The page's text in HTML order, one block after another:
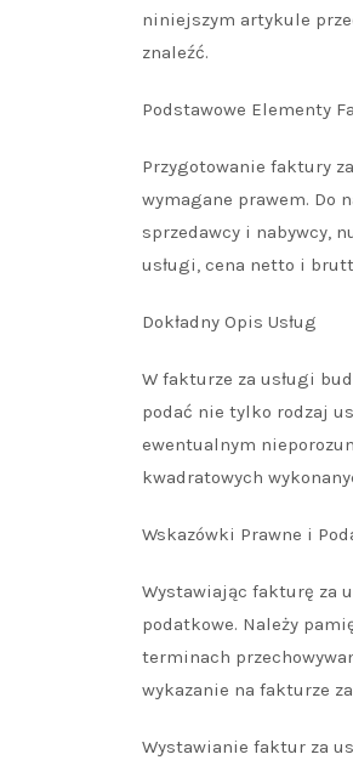
niniejszym artykule
znaleźć.
Podstawowe Elementy
Przygotowanie faktury
wymagane prawem. Do
sprzedawcy i nabywcy,
usługi, cena netto i
Dokładny Opis Usług
W fakturze za usługi
podać nie tylko rodzaj
ewentualnym
kwadratowych
Wskazówki Prawne i
Wystawiając fakturę za
podatkowe. Należy
terminach
wykazanie na fakturze
Wystawianie faktur za